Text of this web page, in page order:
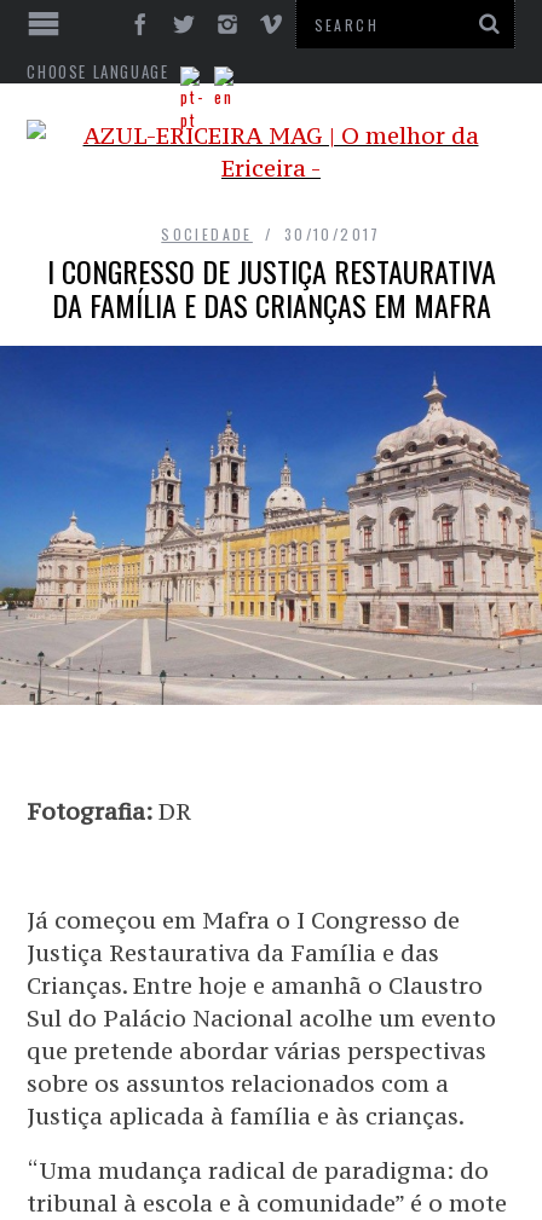
CHOOSE LANGUAGE
SOCIEDADE 30/10/2017
I CONGRESSO DE JUSTIÇA RESTAURATIVA
DA FAMÍLIA E DAS CRIANÇAS EM MAFRA
Fotografia:DR
Já começou em Mafra o I Congresso de
Justiça Restaurativa da Família e das
Crianças. Entre hoje e amanhã o Claustro
Sul do Palácio Nacional acolhe um evento
que pretende abordar várias perspectivas
sobre os assuntos relacionados com a
Justiça aplicada à família e às crianças.
“Uma mudança radical de paradigma: do
tribunal à escola e à comunidade” é o mote